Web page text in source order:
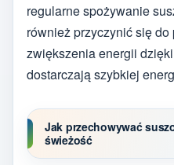
regularne spożywanie
również przyczynić się
zwiększenia energii
dostarczają szybkiej
Jak przechowywać
świeżość